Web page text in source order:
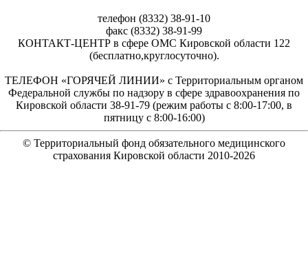
телефон (8332) 38-91-10
факс (8332) 38-91-99
КОНТАКТ-ЦЕНТР в сфере ОМС Кировской области 122
(бесплатно,круглосуточно).
ТЕЛЕФОН «ГОРЯЧЕЙ ЛИНИИ» с Территориальным органом
Федеральной службы по надзору в сфере здравоохранения по
Кировской области 38-91-79 (режим работы с 8:00-17:00, в
пятницу с 8:00-16:00)
© Территориальный фонд обязательного медицинского
страхования Кировской области 2010-2026